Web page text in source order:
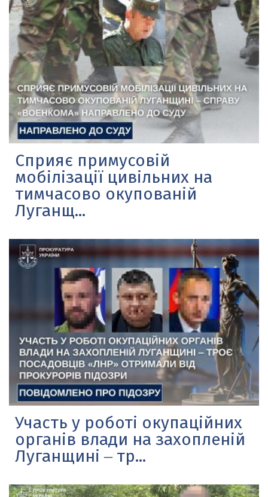
Сприяє примусовій
мобілізації цивільних на
тимчасово окупованій
Луганщ...
Участь у роботі окупаційних
органів влади на захопленій
Луганщині ‒ тр...